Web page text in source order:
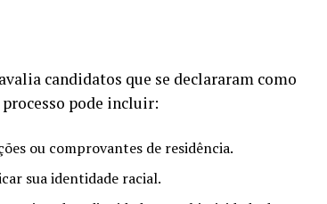
candidatos que se declararam como
pode incluir:
ou comprovantes de residência.
sua identidade racial.